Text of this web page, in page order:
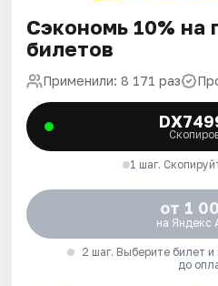
Сэкономь 10% на
билетов
Применили: 8 171 раз
1 шаг.
от 1
на Яндекс
2 шаг. Выберите билет
до